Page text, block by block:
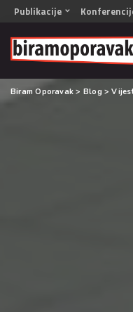
Publikacije
OPORAVAK- Naš
OPORAVAK- Naš
RECOVERY- Our
OPORAVAK- Naš
Biram Oporavak > Blog >